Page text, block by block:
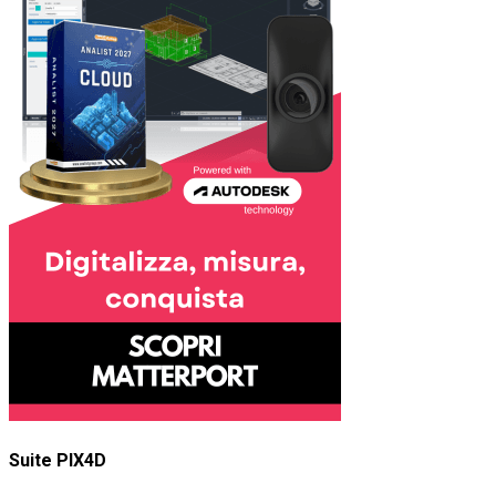
Suite PIX4D